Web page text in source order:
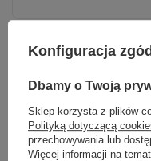
czy
Konfiguracja zgód
Dbamy o Twoją
Sklep korzysta z plików
Polityką dotyczącą
przechowywania lub
Więcej informacji na